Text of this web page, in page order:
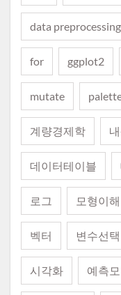
data preprocessing
for ggplot2
mutate
계량경제학
데이터테이블
로그 모형이해
벡터 변수선택
시각화 예측